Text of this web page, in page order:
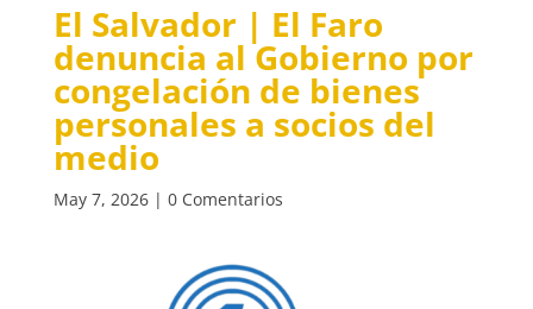
El Salvador | El Faro
denuncia al Gobierno por
congelación de bienes
personales a socios del
medio
May 7, 2026| 0 Comentarios